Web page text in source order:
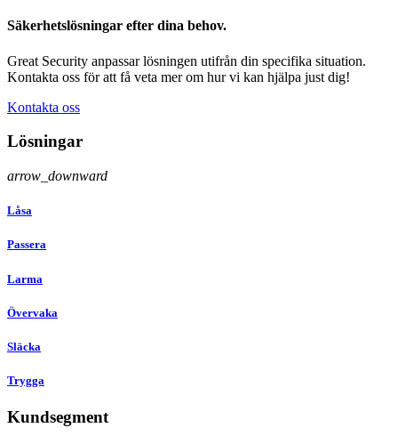
Säkerhetslösningar efter dina behov.
Great Security anpassar lösningen utifrån din specifika situation.
Kontakta oss för att få veta mer om hur vi kan hjälpa just dig!
Kontakta oss
Lösningar
arrow_downward
Låsa
Passera
Larma
Övervaka
Släcka
Trygga
Kundsegment